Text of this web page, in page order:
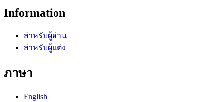
Information
สำหรับผู้อ่าน
สำหรับผู้แต่ง
ภาษา
English